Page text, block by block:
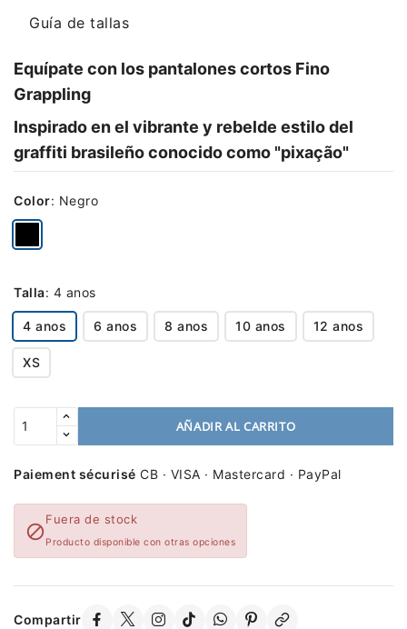
Guía de tallas
Equípate con los pantalones cortos Fino
Grappling
Inspirado en el vibrante y rebelde estilo del
graffiti brasileño conocido como "pixação"
Color: Negro
Talla: 4 anos
4 anos 6 anos 8 anos 10 anos 12 anos
XS
AÑADIR AL CARRITO
Paiement sécurisé CB · VISA · Mastercard · PayPal

Fuera de stock
Producto disponible con otras opciones
Compartir